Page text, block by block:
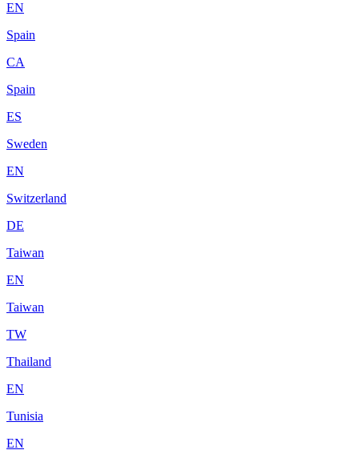
EN
Spain
CA
Spain
ES
Sweden
EN
Switzerland
DE
Taiwan
EN
Taiwan
TW
Thailand
EN
Tunisia
EN